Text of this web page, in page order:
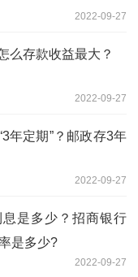
2022-09-27
么存款收益最大？
2022-09-27
年定期”？邮政存3年
2022-09-27
是多少？招商银行
是多少?
2022-09-27